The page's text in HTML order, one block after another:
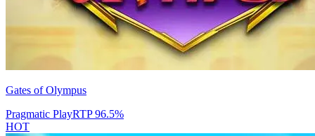
Gates of Olympus
Pragmatic PlayRTP96.5%
HOT